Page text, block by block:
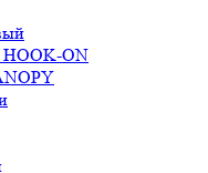
HOOK-ON